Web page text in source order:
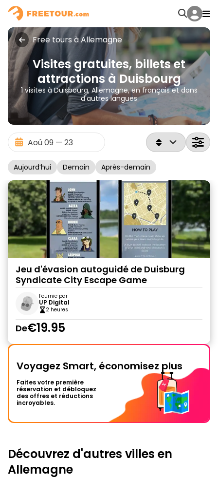
Free tours à Allemagne
Visites gratuites, billets et
attractions à Duisbourg
1 visites à Duisbourg, Allemagne, en français et dans
d'autres langues
Aujourd’hui Demain Après-demain
Jeu d'évasion autoguidé de Duisburg
Syndicate City Escape Game
Fournie par
UP Digital
2 heures
De€19.95
Voyagez Smart, économisez plus
Faites votre première
réservation et débloquez
des offres et réductions
incroyables.
Découvrez d'autres villes en
Allemagne